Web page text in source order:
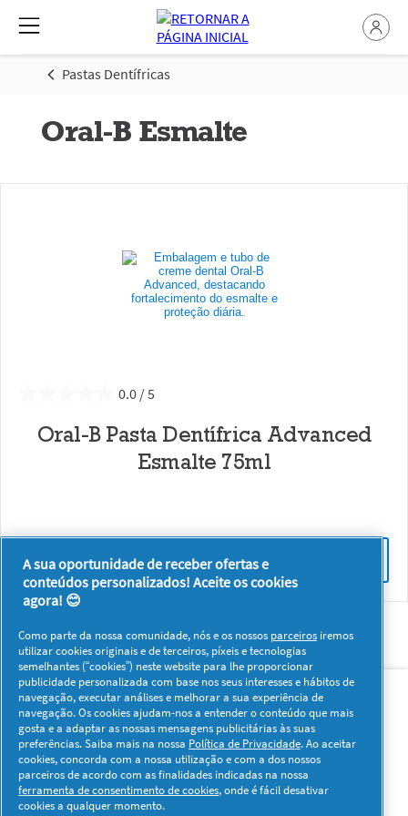
Pastas Dentífricas
Oral-B Esmalte
0.0
Oral-B Pasta Dentífrica Advanced
Esmalte 75ml
DÊ UMA OPINIÃO
Sobre nós Contacto Visitar www.pg.com
Redes Sociais
A sua oportunidade de receber ofertas e
conteúdos personalizados! Aceite os cookies
agora! 😊
Como parte da nossa comunidade, nós e os nossos parceiros iremos
utilizar cookies originais e de terceiros, píxeis e tecnologias
semelhantes (“cookies”) neste website para lhe proporcionar
publicidade personalizada com base nos seus interesses e hábitos de
navegação, executar análises e melhorar a sua experiência de
navegação. Os cookies ajudam-nos a entender o conteúdo que mais
gosta e a adaptar as nossas mensagens publicitárias às suas
preferências. Saiba mais na nossa Política de Privacidade. Ao aceitar
cookies, concorda com a nossa utilização e com a dos nossos
parceiros de acordo com as finalidades indicadas na nossa
ferramenta de consentimento de cookies, onde é fácil desativar
cookies a qualquer momento.